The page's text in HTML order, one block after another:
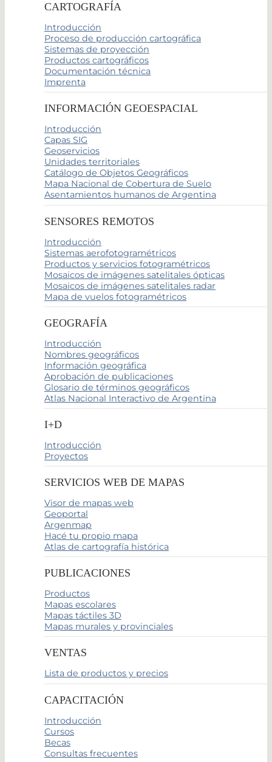
CARTOGRAFÍA
Introducción
Proceso de producción cartográfica
Sistemas de proyección
Productos cartográficos
Documentación técnica
Imprenta
INFORMACIÓN GEOESPACIAL
Introducción
Capas SIG
Geoservicios
Unidades territoriales
Catálogo de Objetos Geográficos
Mapa Nacional de Cobertura de Suelo
Asentamientos humanos de Argentina
SENSORES REMOTOS
Introducción
Sistemas aerofotogramétricos
Productos y servicios fotogramétricos
Mosaicos de imágenes satelitales ópticas
Mosaicos de imágenes satelitales radar
Mapa de vuelos fotogramétricos
GEOGRAFÍA
Introducción
Nombres geográficos
Información geográfica
Aprobación de publicaciones
Glosario de términos geográficos
Atlas Nacional Interactivo de Argentina
I+D
Introducción
Proyectos
SERVICIOS WEB DE MAPAS
Visor de mapas web
Geoportal
Argenmap
Hacé tu propio mapa
Atlas de cartografía histórica
PUBLICACIONES
Productos
Mapas escolares
Mapas táctiles 3D
Mapas murales y provinciales
VENTAS
Lista de productos y precios
CAPACITACIÓN
Introducción
Cursos
Becas
Consultas frecuentes